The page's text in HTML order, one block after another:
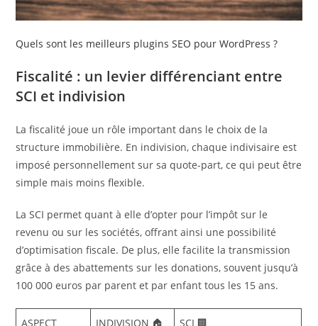
Quels sont les meilleurs plugins SEO pour WordPress ?
Fiscalité : un levier différenciant entre
SCI et indivision
La fiscalité joue un rôle important dans le choix de la
structure immobilière. En indivision, chaque indivisaire est
imposé personnellement sur sa quote-part, ce qui peut être
simple mais moins flexible.
La SCI permet quant à elle d’opter pour l’impôt sur le
revenu ou sur les sociétés, offrant ainsi une possibilité
d’optimisation fiscale. De plus, elle facilite la transmission
grâce à des abattements sur les donations, souvent jusqu’à
100 000 euros par parent et par enfant tous les 15 ans.
ASPECT INDIVISION 🏠 SCI 🏢